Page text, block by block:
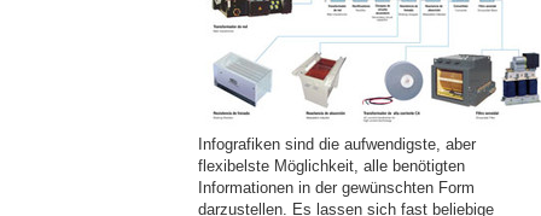
Infografiken sind die aufwendigste, aber
flexibelste Möglichkeit, alle benötigten
Informationen in der gewünschten Form
darzustellen. Es lassen sich fast beliebige